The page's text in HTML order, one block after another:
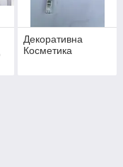
Декоративна
Косметика